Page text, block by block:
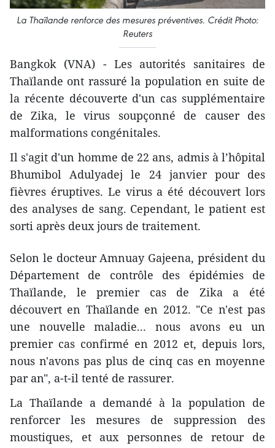
La Thaïlande renforce des mesures préventives. Crédit Photo:
Reuters
Bangkok (VNA) - Les autorités sanitaires de
Thaïlande ont ​rassuré la population en suite de
la récente découverte d'un cas supplémentaire
de Zika, le virus soupçonné de causer des
malformations congénitales.
Il s'agit d'un homme de 22 ans, ​admis à l’hôpital
Bhumibol Adulyadej le 24 janvier ​pour des
fièvres éruptives. Le virus a été ​découvert lors
des analyses de sang. Cependant, ​le patient est
sorti après deux jours de traitement.
Selon le docteur Amnuay Gajeena, président du
Département de contrôle des épidémies de
Thaïlande, le premier cas de Zika a été
découvert en Thaïlande en 2012. "Ce n'est pas
une nouvelle maladie... nous avons eu un
premier cas confirmé en 2012 et, depuis lors,
nous n'avons pas plus de cinq cas en moyenne
par an", a-t-il tenté de rassurer.
La Thaïlande a demandé à la population de
renforcer les mesures de suppression des
moustiques, et aux personnes de retour de